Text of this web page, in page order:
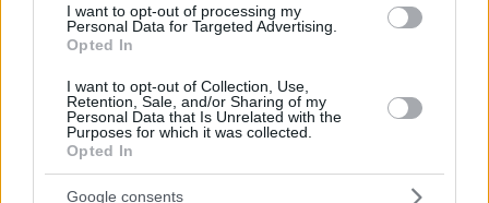
I want to opt-out of processing my
Personal Data for Targeted Advertising.
Opted In
I want to opt-out of Collection, Use,
Retention, Sale, and/or Sharing of my
Personal Data that Is Unrelated with the
Purposes for which it was collected.
Opted In
Google consents